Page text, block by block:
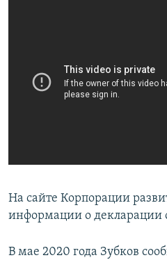
На сайте Корпорации
информации о декларации
В мае 2020 года Зубков